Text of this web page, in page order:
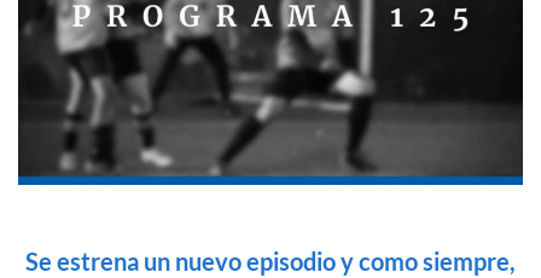
Se estrena un nuevo episodio y como siempre,